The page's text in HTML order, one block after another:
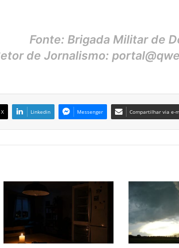
Fonte: Brigada Militar de
de Jornalismo:
X Linkedin Messenger Compartilhar via e-